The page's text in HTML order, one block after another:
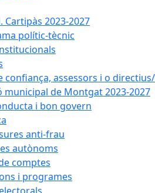
Cartipàs 2023-2027
polític-tècnic
confiança, assessors i o
municipal de Montgat 2023-2027
i bon govern
anti-frau
autònoms
comptes
i programes